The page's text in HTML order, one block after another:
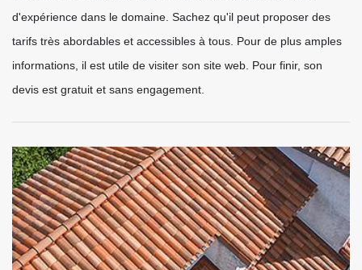
d'expérience dans le domaine. Sachez qu'il peut proposer des
tarifs très abordables et accessibles à tous. Pour de plus amples
informations, il est utile de visiter son site web. Pour finir, son
devis est gratuit et sans engagement.